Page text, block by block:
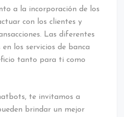
a la incorporación de los
con los clientes y
Las diferentes
los servicios de banca
tanto para ti como
te invitamos a
brindar un mejor